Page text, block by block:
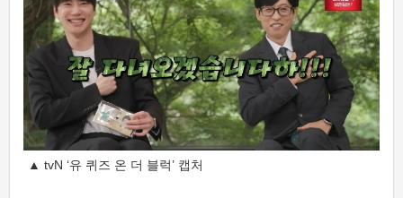
▲ tvN ‘유 퀴즈 온 더 블럭’ 캡처